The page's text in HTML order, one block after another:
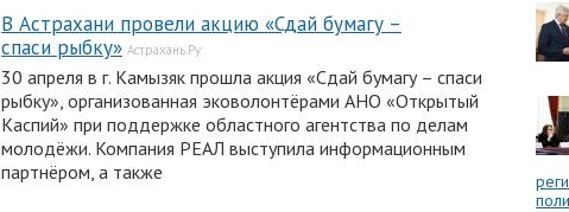
В Астрахани провели акцию «Сдай бумагу –
спаси рыбку» Астрахань.Ру
30 апреля в г. Камызяк прошла акция «Сдай бумагу – спаси
рыбку», организованная эковолонтёрами АНО «Открытый
Каспий» при поддержке областного агентства по делам
молодёжи. Компания РЕАЛ выступила информационным
партнёром, а также